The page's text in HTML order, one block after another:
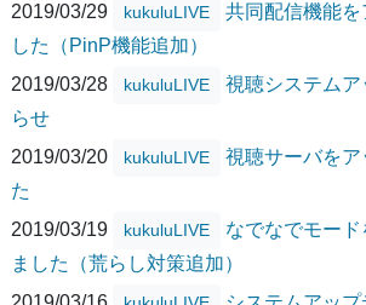
2019/03/29
kukuluLIVE
共同配信機能を
した（PinP機能追加）
2019/03/28
kukuluLIVE
視聴システム
らせ
2019/03/20
kukuluLIVE
視聴サーバを
た
2019/03/19
kukuluLIVE
なでなでモー
ました（荒らし対策追加）